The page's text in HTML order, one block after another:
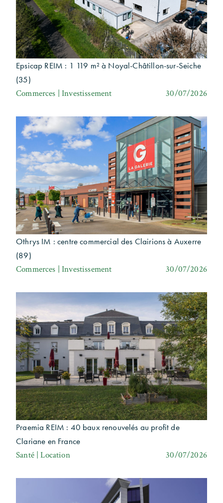
Epsicap REIM : 1 119 m² à Noyal-Châtillon-sur-Seiche
(35)
Commerces | Investissement 30/07/2026
Othrys IM : centre commercial des Clairions à Auxerre
(89)
Commerces | Investissement 30/07/2026
Praemia REIM : 40 baux renouvelés au profit de
Clariane en France
Santé | Location 30/07/2026